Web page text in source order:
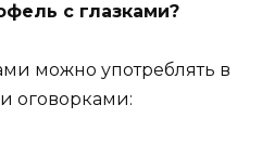
с глазками?
можно употреблять в
оговорками: